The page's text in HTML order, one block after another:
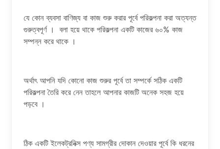
যে কোন ব্যবসা বাণিজ্য বা কাজ শুরু করার পূর্বে পরিকল্পনা করা অত্যন্ত
গুরুত্বপূর্ণ । বলা হয়ে থাকে পরিকল্পনা একটি কাজের ৬০% কাজ
সম্পন্ন করে থাকে ।
অর্থাৎ আপনি যদি কোনো কাজ শুরুর পূর্বে তা সম্পর্কে সঠিক একটি
পরিকল্পনা তৈরি করে নেন তাহলে আপনার কাজটি অনেক সহজ হয়ে
পড়বে ।
ঠিক একটি ইলেকট্রনিক্স পণ্য সামগ্রীর দোকান দেওয়ার পূর্বে কি ধরনের